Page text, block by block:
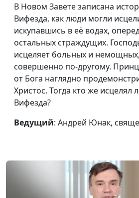
Религиозный
фанатизм: нужен ли
он нам?
Олег
доктор
Что мы знаем о
Божьем Суде?
доктор
способная изменить
Олег
доктор
В Новом Завете записана
Вифезда, как люди могли
искупавшись в её водах,
остальных страждущих.
исцеляет больных и
совершенно по-другому.
от Бога наглядно
Христос. Тогда кто же исцелял
Вифезда?
Ведущий: Андрей Юнак,